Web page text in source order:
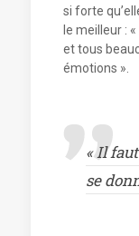
si forte
le meilleur :
et tous
émotions ».
« Il
se